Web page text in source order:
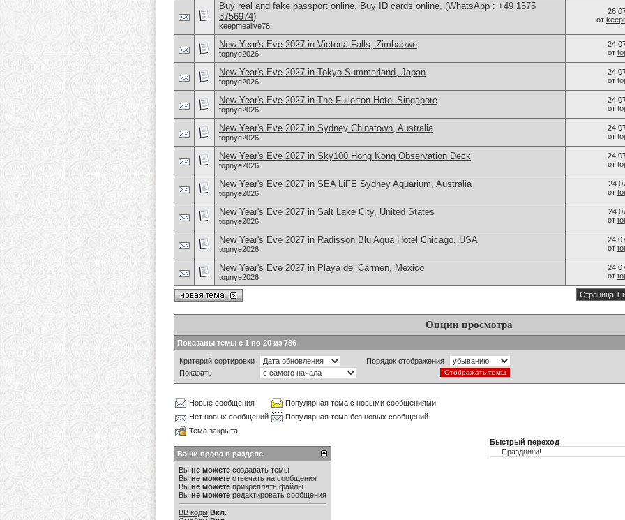
Buy real and fake passport online, Buy ID cards online, (WhatsApp : +49 1575
3756974)
keepmealive78
от
New Year's Eve 2027 in Victoria Falls, Zimbabwe
topnye2026
от
New Year's Eve 2027 in Tokyo Summerland, Japan
topnye2026
от
New Year's Eve 2027 in The Fullerton Hotel Singapore
topnye2026
от
New Year's Eve 2027 in Sydney Chinatown, Australia
topnye2026
от
New Year's Eve 2027 in Sky100 Hong Kong Observation Deck
topnye2026
от
New Year's Eve 2027 in SEA LiFE Sydney Aquarium, Australia
topnye2026
от
New Year's Eve 2027 in Salt Lake City, United States
topnye2026
от
New Year's Eve 2027 in Radisson Blu Aqua Hotel Chicago, USA
topnye2026
от
New Year's Eve 2027 in Playa del Carmen, Mexico
topnye2026
от
Страница 1
Опции просмотра
Показаны темы с 1 по 20 из 786
Критерий сортировки
Порядок отображения
Показать
Новые сообщения
Популярная тема с новыми сообщениями
Нет новых сообщений
Популярная тема без новых сообщений
Тема закрыта
Ваши права в разделе
Вы не можете создавать темы
Вы не можете отвечать на сообщения
Вы не можете прикреплять файлы
Вы не можете редактировать сообщения
BB коды Вкл.
Быстрый переход